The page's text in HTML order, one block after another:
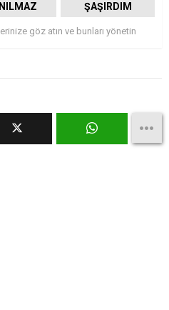
ŞAŞIRDIM
göz atın ve bunları yönetin